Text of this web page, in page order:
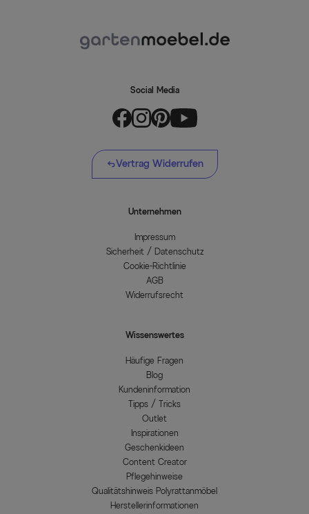
Social Media
Vertrag Widerrufen
Unternehmen
Impressum
Sicherheit / Datenschutz
Cookie-Richtlinie
AGB
Widerrufsrecht
Wissenswertes
Häufige Fragen
Blog
Kundeninformation
Tipps / Tricks
Outlet
Inspirationen
Geschenkideen
Content Creator
Pflegehinweise
Qualitätshinweis Polyrattanmöbel
Herstellerinformationen